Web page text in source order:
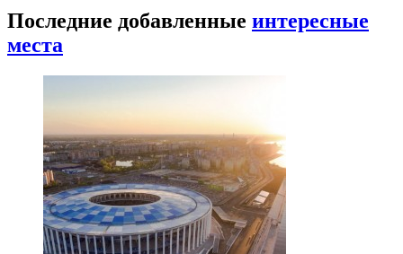
Последние добавленные интересные
места